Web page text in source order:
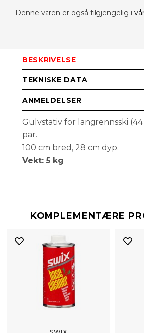
Denne varen er også tilgjengelig i
BESKRIVELSE
TEKNISKE DATA
ANMELDELSER
Gulvstativ for langrennsski
par.
100 cm bred, 28 cm dyp.
Vekt: 5 kg
KOMPLEMENTÆRE
SWIX